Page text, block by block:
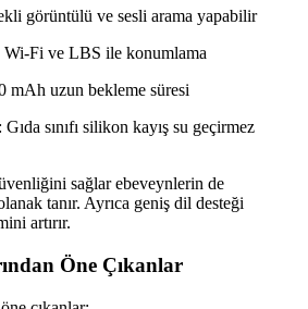
görüntülü ve sesli arama yapabilir
Wi-Fi ve LBS ile konumlama
mAh uzun bekleme süresi
: Gıda sınıfı silikon kayış su geçirmez
sağlar ebeveynlerin de
tanır. Ayrıca geniş dil desteği
artırır.
Öne Çıkanlar